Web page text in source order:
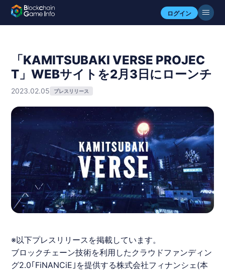
ログイン
「KAMITSUBAKI VERSE PROJEC
T」WEBサイトを2月3日にローンチ
2023.02.05 プレスリリース
※以下プレスリリースを掲載しています。
ブロックチェーン技術を利用したクラウドファンディン
グ2.0｢FiNANCiE｣を提供する株式会社フィナンシェ(本